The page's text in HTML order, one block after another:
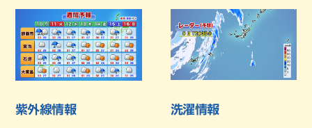
紫外線情報 洗濯情報